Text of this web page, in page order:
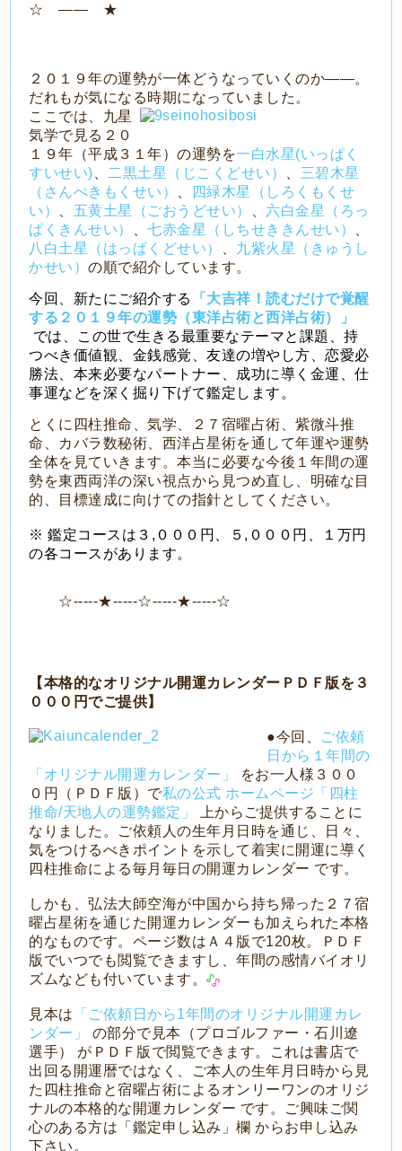
☆ ―― ★
２０１９年の運勢が一体どうなっていくのか――。
だれもが気になる時期になっていました。
ここでは、九星
気学で見る２０
１９年（平成３１年）の運勢を一白水星(いっぱく
すいせい)
二黒土星（じこくどせい）
三碧木星
（さんぺきもくせい）
四緑木星（しろくもくせ
い）
五黄土星（ごおうどせい）
六白金星（ろっ
ぱくきんせい）
、七赤金星（しちせききんせい）
八白土星（はっぱくどせい）
九紫火星（きゅうし
かせい）の順で紹介しています。
今回、新たにご紹介する
「大吉祥！読むだけで覚醒
する２０１９年の運勢（東洋占術と西洋占術）」
では、この世で生きる最重要なテーマと課題、持
つべき価値観、金銭感覚、友達の増やし方、恋愛必
勝法、本来必要なパートナー、成功に導く金運、仕
事運などを深く掘り下げて鑑定します。
とくに四柱推命、気学、２７宿曜占術、紫微斗推
命、カバラ数秘術、西洋占星術を通して年運や運勢
全体を見ていきます。本当に必要な今後１年間の運
勢を東西両洋の深い視点から見つめ直し、明確な目
的、目標達成に向けての指針としてください。
※ 鑑定コースは３,０００円、５,０００円、１万円
の各コースがあります。
☆-----★-----☆-----★-----☆
【本格的なオリジナル開運カレンダーＰＤＦ版を３
０００円でご提供】
●今回、
ご依頼
日から１年間の
「オリジナル開運カレンダー」
をお一人様３００
０円（ＰＤＦ版）で私の公式 ホームページ「四柱
推命/天地人の運勢鑑定」
上からご提供することに
なりました。ご依頼人の生年月日時を通じ、日々、
気をつけるべきポイントを示して着実に開運に導く
四柱推命による毎月毎日の開運カレンダー です。
しかも、弘法大師空海が中国から持ち帰った２７宿
曜占星術を通じた開運カレンダーも加えられた本格
的なものです。ページ数はＡ４版で120枚。ＰＤＦ
版でいつでも閲覧できますし、年間の感情バイオリ
ズムなども付いています。
見本は
「ご依頼日から1年間のオリジナル開運カレ
ンダー」
の部分で見本（プロゴルファー・石川遼
選手） がＰＤＦ版で閲覧できます。これは書店で
出回る開運暦ではなく、ご本人の生年月日時から見
た四柱推命と宿曜占術によるオンリーワンのオリジ
ナルの本格的な開運カレンダー です。ご興味ご関
心のある方は「鑑定申し込み」欄 からお申し込み
下さい。